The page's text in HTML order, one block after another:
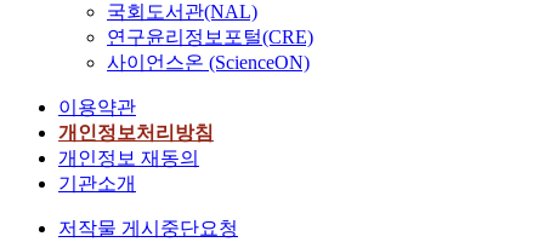
국회도서관(NAL)
연구윤리정보포털(CRE)
사이언스온 (ScienceON)
이용약관
개인정보처리방침
개인정보 재동의
기관소개
저작물 게시중단요청